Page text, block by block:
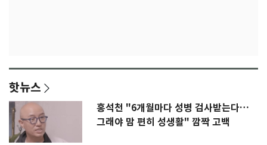
핫뉴스
홍석천 "6개월마다 성병 검사받는다…
그래야 맘 편히 성생활" 깜짝 고백